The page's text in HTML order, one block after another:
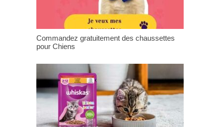
Commandez gratuitement des chaussettes
pour Chiens